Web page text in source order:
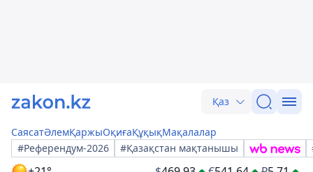
Қаз
СаясатӘлемҚаржыОқиғаҚұқықМақалалар
#Референдум-2026
#Қазақстан мақтанышы